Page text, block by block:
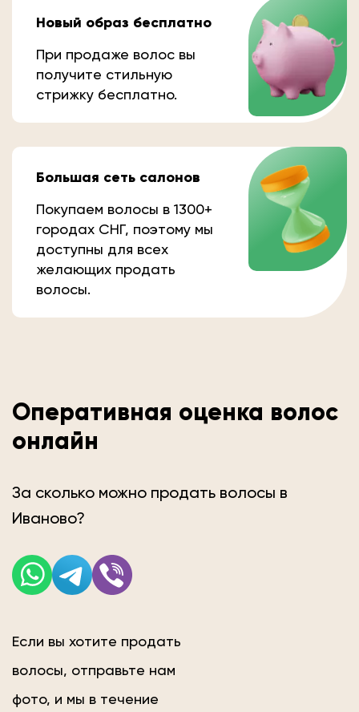
Новый образ бесплатно
При продаже волос вы
получите стильную
стрижку бесплатно.
Большая сеть салонов
Покупаем волосы в 1300+
городах СНГ, поэтому мы
доступны для всех
желающих продать
волосы.
Оперативная оценка волос
онлайн
За сколько можно продать волосы в
Иваново?
Если вы хотите продать
волосы, отправьте нам
фото, и мы в течение